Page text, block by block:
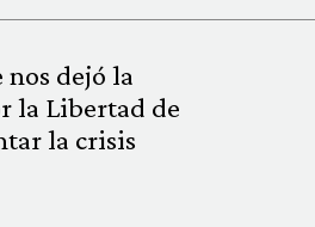
nos dejó la
la Libertad de
la crisis